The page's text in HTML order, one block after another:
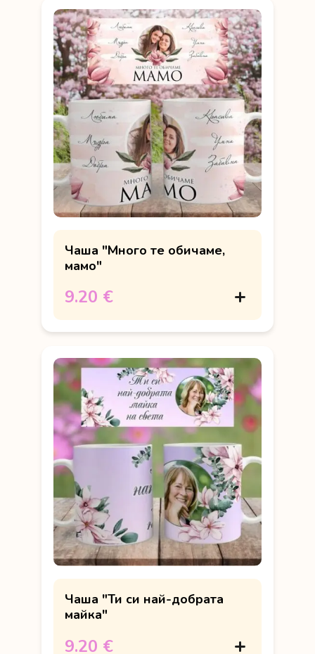
Чаша "Много те обичаме,
мамо"
9.20 €
Чаша "Ти си най-добрата
майка"
9.20 €